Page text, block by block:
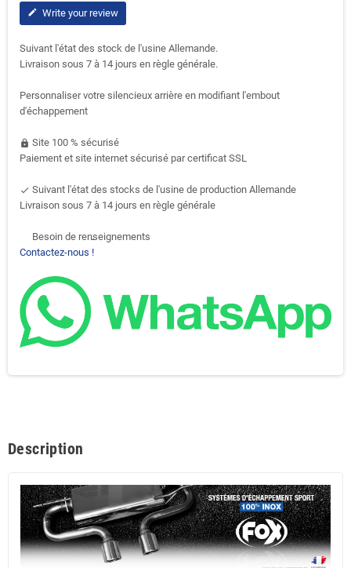
edit Write your review
Suivant l'état des stock de l'usine Allemande.
Livraison sous 7 à 14 jours en règle générale.
Personnaliser votre silencieux arrière en modifiant l'embout
d'échappement
https Site 100 % sécurisé
Paiement et site internet sécurisé par certificat SSL
done Suivant l'état des stocks de l'usine de production Allemande
Livraison sous 7 à 14 jours en règle générale
support-agent
Besoin de renseignements
Contactez-nous !
Description